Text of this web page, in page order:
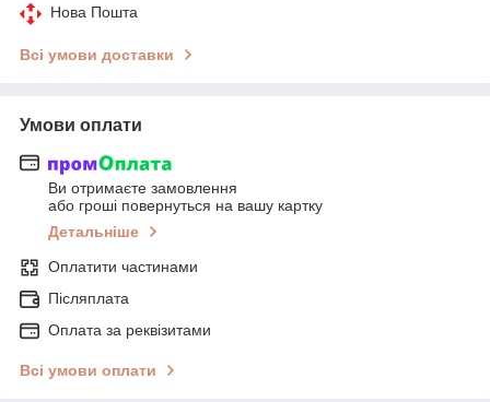
Нова Пошта
Всі умови доставки
Умови оплати
Ви отримаєте замовлення
або гроші повернуться на вашу картку
Детальніше
Оплатити частинами
Післяплата
Оплата за реквізитами
Всі умови оплати